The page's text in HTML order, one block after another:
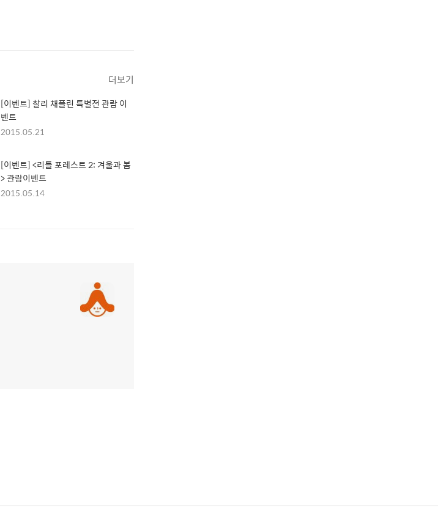
더보기
[이벤트] 찰리 채플린 특별전 관람 이
벤트
2015.05.21
[이벤트] <리틀 포레스트 2: 겨울과 봄
> 관람이벤트
2015.05.14